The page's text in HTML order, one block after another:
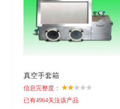
真空手套箱
信息完整度：
已有4964关注该产品